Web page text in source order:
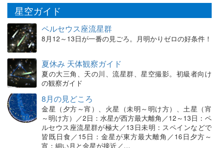
星空ガイド
ペルセウス座流星群
8月12～13日が一番の見ごろ。月明かりゼロの好条件！
夏休み 天体観察ガイド
夏の大三角、天の川、流星群、星空撮影。初級者向け
の観察ガイド
8月の見どころ
金星（夕方～宵）、火星（未明～明け方）、土星（宵
～明け方）／2日：水星が西方最大離角／12～13日：ペ
ルセウス座流星群が極大／13日未明：スペインなどで
皆既日食／15日：金星が東方最大離角／16日夕方～
宵：細い月と金星が接近／…